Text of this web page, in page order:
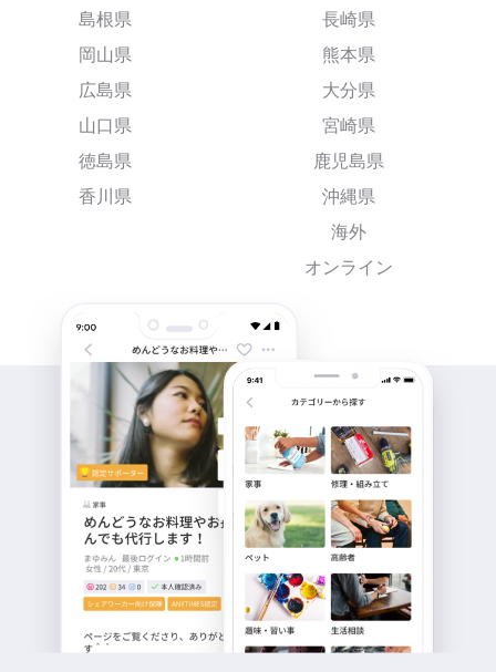
島根県
岡山県
広島県
山口県
徳島県
香川県
長崎県
熊本県
大分県
宮崎県
鹿児島県
沖縄県
海外
オンライン